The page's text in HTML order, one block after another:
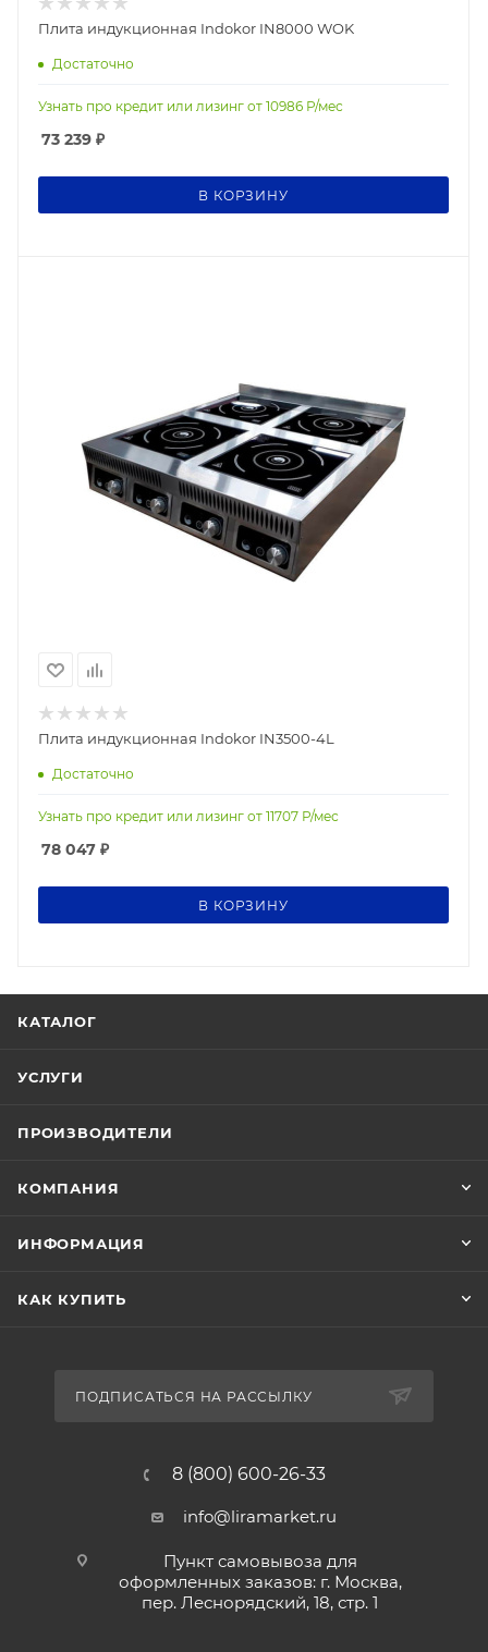
Плита индукционная Indokor IN8000 WOK
Достаточно
Узнать про кредит или лизинг от 10986 Р/мес
73 239 ₽
В КОРЗИНУ
Плита индукционная Indokor IN3500-4L
Достаточно
Узнать про кредит или лизинг от 11707 Р/мес
78 047 ₽
В КОРЗИНУ
КАТАЛОГ
УСЛУГИ
ПРОИЗВОДИТЕЛИ
КОМПАНИЯ
ИНФОРМАЦИЯ
КАК КУПИТЬ
ПОДПИСАТЬСЯ НА РАССЫЛКУ
8 (800) 600-26-33
info@liramarket.ru
Пункт самовывоза для
оформленных заказов: г. Москва,
пер. Леснорядский, 18, стр. 1